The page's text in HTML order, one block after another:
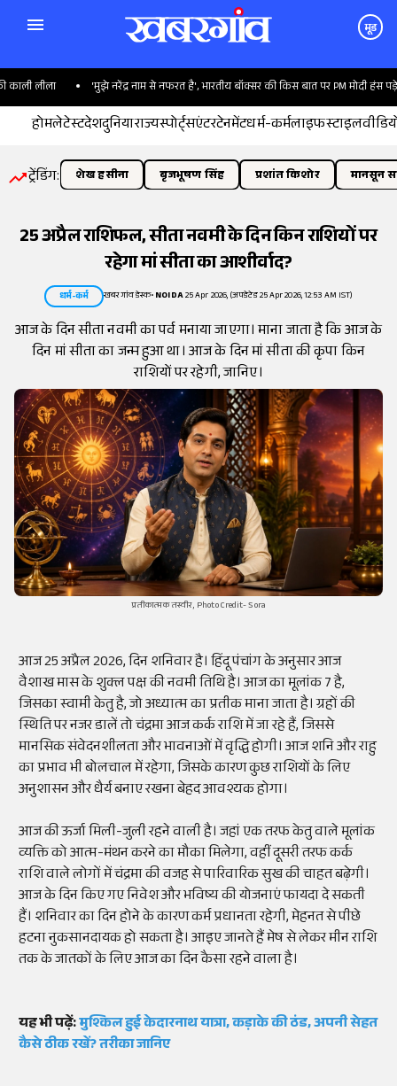
मूड
लीला 'मुझे नरेंद्र नाम से नफरत है', भारतीय बॉक्सर की किस बात पर PM मोदी हंस पड़े?
होमलेटेस्टदेशदुनियाराज्यस्पोर्ट्सएंटरटेनमेंटधर्म-कर्मलाइफस्टाइल
ट्रेंडिंग: शेख हसीना बृजभूषण सिंह प्रशांत किशोर मानसून
25 अप्रैल राशिफल, सीता नवमी के दिन किन राशियों पर
रहेगा मां सीता का आशीर्वाद?
धर्म-कर्म खबरगांव डेस्क•NOIDA25 Apr 2026, (अपडेटेड 25 Apr 2026, 12:53 AM IST)
आज के दिन सीता नवमी का पर्व मनाया जाएगा। माना जाता है कि आज के
दिन मां सीता का जन्म हुआ था। आज के दिन मां सीता की कृपा किन
राशियों पर रहेगी, जानिए।
प्रतीकात्मक तस्वीर, Photo Credit- Sora
आज 25 अप्रैल 2026, दिन शनिवार है। हिंदू पंचांग के अनुसार आज
वैशाख मास के शुक्ल पक्ष की नवमी तिथि है। आज का मूलांक 7 है,
जिसका स्वामी केतु है, जो अध्यात्म का प्रतीक माना जाता है। ग्रहों की
स्थिति पर नजर डालें तो चंद्रमा आज कर्क राशि में जा रहे हैं, जिससे
मानसिक संवेदनशीलता और भावनाओं में वृद्धि होगी। आज शनि और राहु
का प्रभाव भी बोलचाल में रहेगा, जिसके कारण कुछ राशियों के लिए
अनुशासन और धैर्य बनाए रखना बेहद आवश्यक होगा।
आज की ऊर्जा मिली-जुली रहने वाली है। जहां एक तरफ केतु वाले मूलांक
व्यक्ति को आत्म-मंथन करने का मौका मिलेगा, वहीं दूसरी तरफ कर्क
राशि वाले लोगों में चंद्रमा की वजह से पारिवारिक सुख की चाहत बढ़ेगी।
आज के दिन किए गए निवेश और भविष्य की योजनाएं फायदा दे सकती
हैं। शनिवार का दिन होने के कारण कर्म प्रधानता रहेगी, मेहनत से पीछे
हटना नुकसानदायक हो सकता है। आइए जानते हैं मेष से लेकर मीन राशि
तक के जातकों के लिए आज का दिन कैसा रहने वाला है।
यह भी पढ़ें:मुश्किल हुई केदारनाथ यात्रा, कड़ाके की ठंड, अपनी सेहत
कैसे ठीक रखें? तरीका जानिए